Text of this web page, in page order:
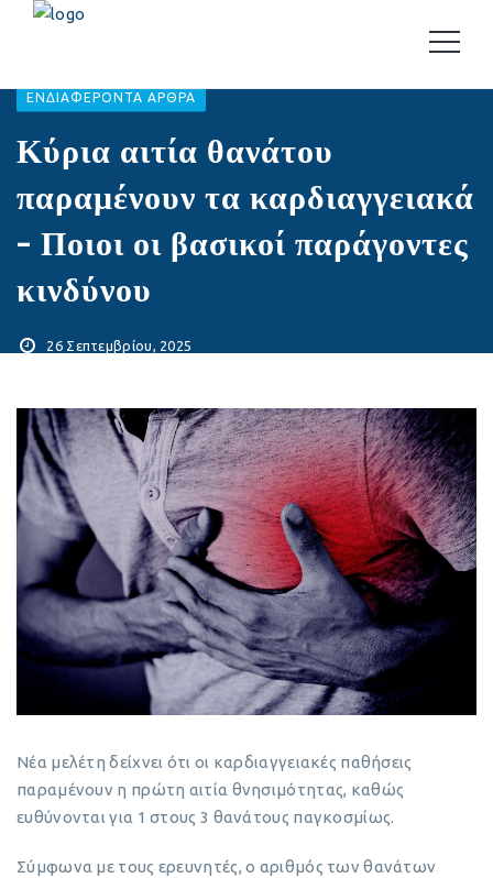
EΝΔΙΑΦΈΡΟΝΤΑ ΆΡΘΡΑ
Κύρια αιτία θανάτου
παραμένουν τα καρδιαγγειακά
– Ποιοι οι βασικοί παράγοντες
κινδύνου
26 Σεπτεμβρίου, 2025
Νέα μελέτη δείχνει ότι οι καρδιαγγειακές παθήσεις
παραμένουν η πρώτη αιτία θνησιμότητας, καθώς
ευθύνονται για 1 στους 3 θανάτους παγκοσμίως.
Σύμφωνα με τους ερευνητές, ο αριθμός των θανάτων